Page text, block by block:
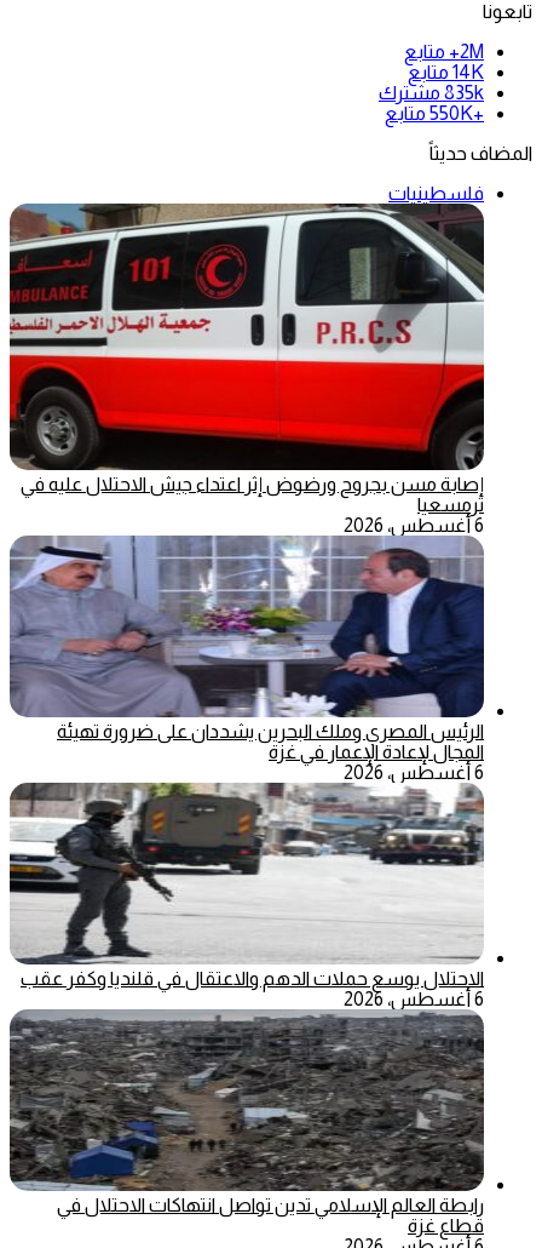
تابعونا
2M+
متابع
14K متابع
835k مشترك
+550K
متابع
المضاف حديثاً
فلسطينيات
إصابة مسن بجروح ورضوض إثر اعتداء جيش الاحتلال عليه في
ترمسعيا
6 أغسطس، 2026
الرئيس المصري وملك البحرين يشددان على ضرورة تهيئة
المجال لإعادة الإعمار في غزة
6 أغسطس، 2026
الاحتلال يوسع حملات الدهم والاعتقال في قلنديا وكفر عقب
6 أغسطس، 2026
رابطة العالم الإسلامي تدين تواصل انتهاكات الاحتلال في
قطاع غزة